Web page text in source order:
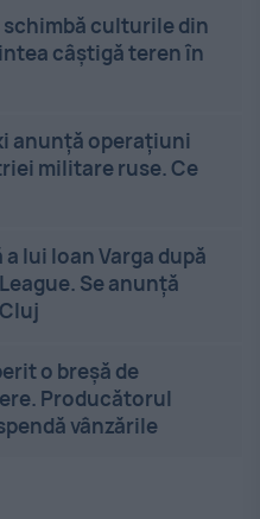
culturile din
câștigă teren în
anunță operațiuni
militare ruse. Ce
lui Ioan Varga după
Se anunță
o breșă de
Producătorul
vânzările